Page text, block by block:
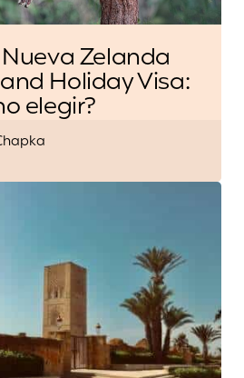
Zelanda
Holiday Visa:
elegir?